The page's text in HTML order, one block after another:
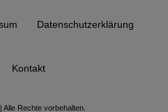
Daten­schutz­erklärung
Kontakt
Rechte vorbehalten.